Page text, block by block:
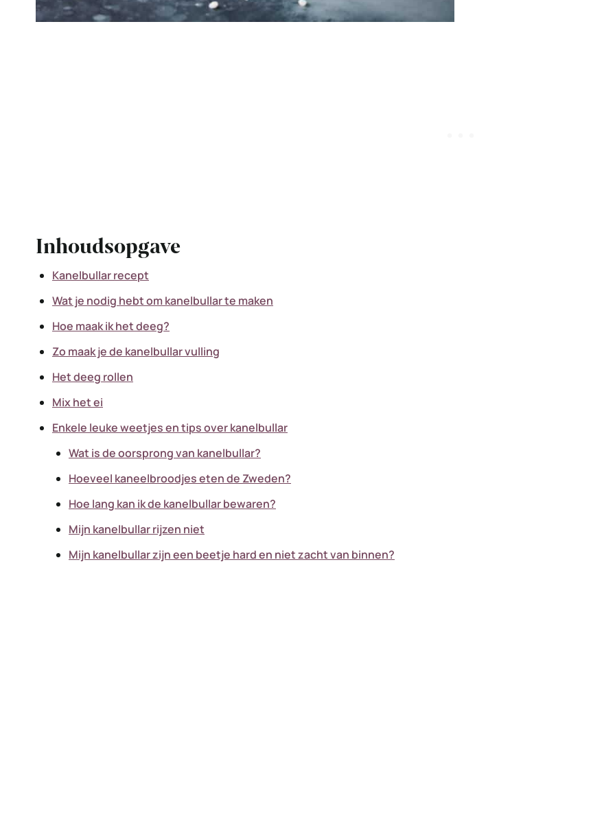
Inhoudsopgave
Kanelbullar recept
Wat je nodig hebt om kanelbullar te maken
Hoe maak ik het deeg?
Zo maak je de kanelbullar vulling
Het deeg rollen
Mix het ei
Enkele leuke weetjes en tips over kanelbullar
Wat is de oorsprong van kanelbullar?
Hoeveel kaneelbroodjes eten de Zweden?
Hoe lang kan ik de kanelbullar bewaren?
Mijn kanelbullar rijzen niet
Mijn kanelbullar zijn een beetje hard en niet zacht van binnen?